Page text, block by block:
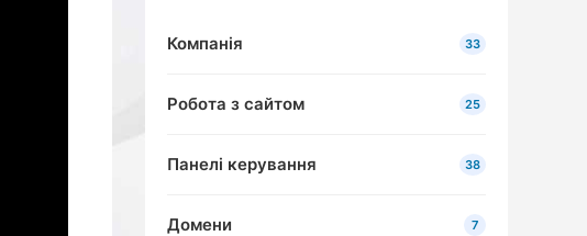
Компанія 33
Робота з сайтом 25
Панелі керування 38
Домени 7